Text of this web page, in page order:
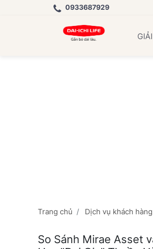
0933687929
Trang chủ Dịch vụ khách hàng
So Sánh Mirae Asset